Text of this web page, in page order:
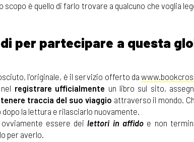
scopo è quello di farlo trovare a qualcuno che voglia
per partecipare a questa
l'originale, è il servizio offerto da
registrare ufficialmente un libro sul sito,
tenere traccia del suo viaggio attraverso il mondo.
la lettura e rilasciarlo nuovamente.
essere dei lettori in affido e non
per averlo.